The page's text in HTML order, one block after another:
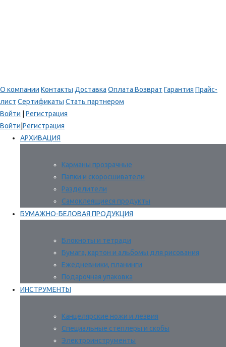
О компании Контакты Доставка Оплата Возврат Гарантия Прайс-
лист Сертификаты Стать партнером
Войти
Регистрация
Войти Регистрация
АРХИВАЦИЯ
Карманы прозрачные
Папки и скоросшиватели
Разделители
Самоклеящиеся продукты
БУМАЖНО-БЕЛОВАЯ ПРОДУКЦИЯ
Блокноты и тетради
Бумага, картон и альбомы для рисования
Ежедневники, планинги
Подарочная упаковка
ИНСТРУМЕНТЫ
Канцелярские ножи и лезвия
Специальные степлеры и скобы
Электроинструменты